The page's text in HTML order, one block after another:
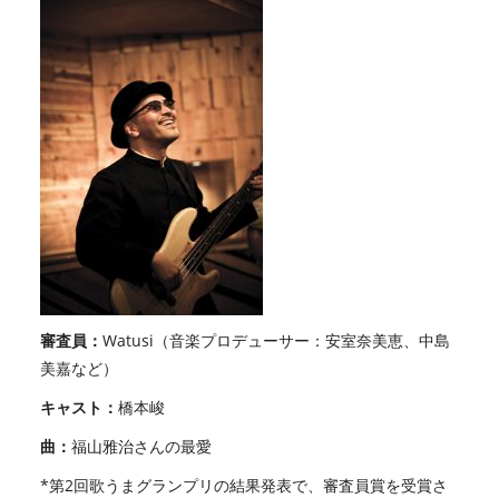
審査員： Watusi（音楽プロデューサー：安室奈美恵、中島
美嘉など）
キャスト： 橋本峻
曲： 福山雅治さんの最愛
*第2回歌うまグランプリの結果発表で、審査員賞を受賞さ